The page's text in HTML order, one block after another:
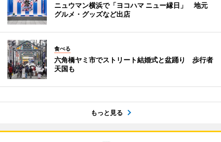
ニュウマン横浜で「ヨコハマ ニュー縁日」 地元
グルメ・グッズなど出店
食べる
六角橋ヤミ市でストリート結婚式と盆踊り 歩行者
天国も
もっと見る